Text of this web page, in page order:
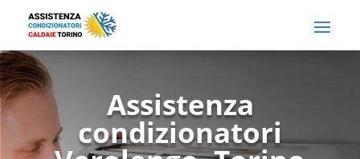
Assistenza
condizionatori